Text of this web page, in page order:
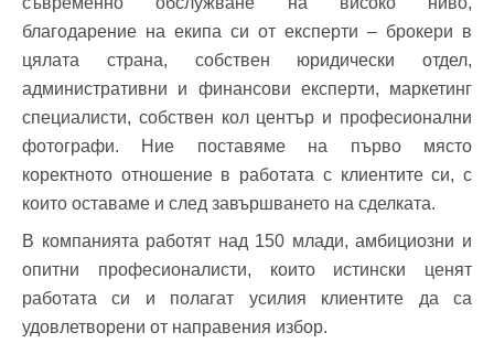
благодарение на екипа си от експерти – брокери в
цялата страна, собствен юридически отдел,
административни и финансови експерти, маркетинг
специалисти, собствен кол център и професионални
фотографи. Ние поставяме на първо място
коректното отношение в работата с клиентите си, с
които оставаме и след завършването на сделката.
В компанията работят над 150 млади, амбициозни и
опитни професионалисти, които истински ценят
работата си и полагат усилия клиентите да са
удовлетворени от направения избор.